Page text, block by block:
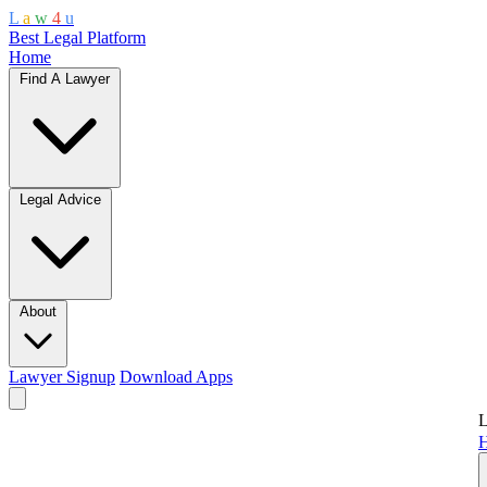
L a w 4 u
Best Legal Platform
Home
Find A Lawyer
Legal Advice
About
Lawyer Signup Download Apps